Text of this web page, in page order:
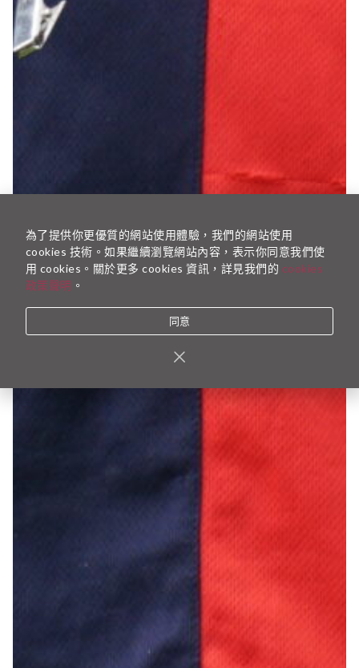
為了提供你更優質的網站使用體驗，我們的網站使用
cookies 技術。如果繼續瀏覽網站內容，表示你同意我們使
用 cookies。關於更多 cookies 資訊，詳見我們的 cookies
政策聲明 。
同意